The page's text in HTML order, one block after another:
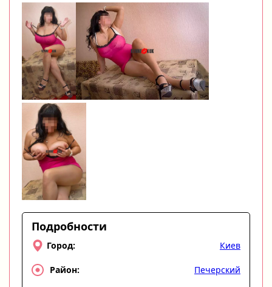
Подробности
Город: Киев
Район: Печерский